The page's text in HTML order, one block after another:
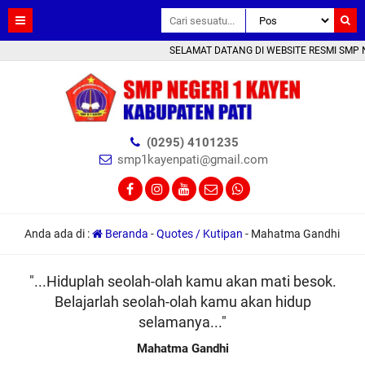
SELAMAT DATANG DI WEBSITE RESMI
(0295) 4101235
smp1kayenpati@gmail.com
Anda ada di : Beranda -Quotes / Kutipan - Mahatma Gandhi
"...Hiduplah seolah-olah kamu akan mati besok.
Belajarlah seolah-olah kamu akan hidup
selamanya..."
Mahatma Gandhi